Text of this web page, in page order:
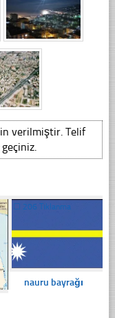
verilmiştir. Telif
☐ 206 Tıklanma
nauru bayrağı